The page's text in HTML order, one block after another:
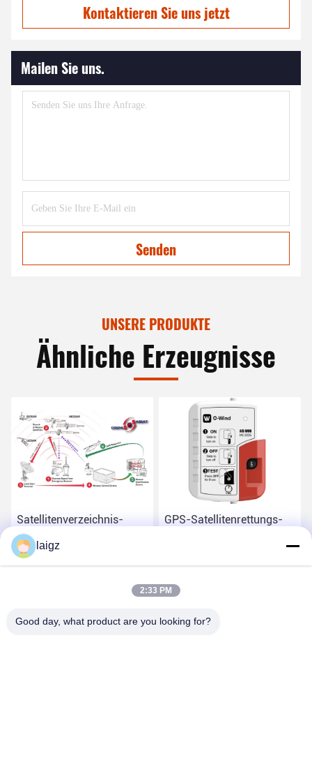
Kontaktieren Sie uns jetzt
Mailen Sie uns.
Senden
UNSERE PRODUKTE
Ähnliche Erzeugnisse
Satellitenverzeichnis-
Leuchtfeuer mit
Satellitenübermittler des
signal-5W
GPS-Satellitenrettungs-
Übermittler-Frequenz-
laigz
2:33 PM
Good day, what product are you looking for?